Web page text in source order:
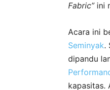
Fabric”ini
Acara ini
Seminyak.
dipandu
kapasitas.